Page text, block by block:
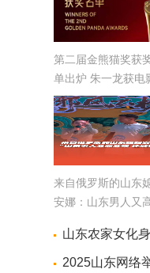
第二届金熊猫奖获
单出炉 朱一龙获电
单元最佳男主角 山
籍演员郭晓东获电
单元最佳男配角
来自俄罗斯的山东
安娜：山东男人又
山东农家女化
2025山东网络